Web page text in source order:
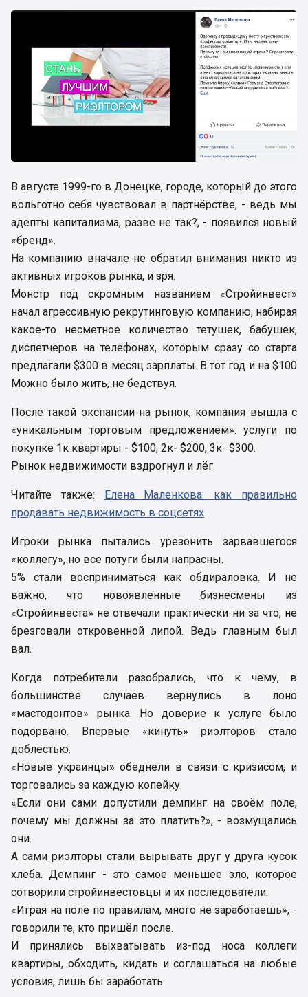
В августе 1999-го в Донецке, городе, который до этого
вольготно себя чувствовал в партнёрстве, - ведь мы
адепты капитализма, разве не так?, - появился новый
«бренд».
На компанию вначале не обратил внимания никто из
активных игроков рынка, и зря.
Монстр под скромным названием «Стройинвест»
начал агрессивную рекрутинговую компанию, набирая
какое-то несметное количество тетушек, бабушек,
диспетчеров на телефонах, которым сразу со старта
предлагали $300 в месяц зарплаты. В тот год и на $100
Можно было жить, не бедствуя.
После такой экспансии на рынок, компания вышла с
«уникальным торговым предложением»: услуги по
покупке 1к квартиры - $100, 2к- $200, 3к- $300.
Рынок недвижимости вздрогнул и лёг.
Читайте также:
Елена Маленкова: как правильно
продавать недвижимость в соцсетях
Игроки рынка пытались урезонить зарвавшегося
«коллегу», но все потуги были напрасны.
5% стали восприниматься как обдираловка. И не
важно, что новоявленные бизнесмены из
«Стройинвеста» не отвечали практически ни за что, не
брезговали откровенной липой. Ведь главным был
вал.
Когда потребители разобрались, что к чему, в
большинстве случаев вернулись в лоно
«мастодонтов» рынка. Но доверие к услуге было
подорвано. Впервые «кинуть» риэлторов стало
доблестью.
«Новые украинцы» обеднели в связи с кризисом, и
торговались за каждую копейку.
«Если они сами допустили демпинг на своём поле,
почему мы должны за это платить?», - возмущались
они.
А сами риэлторы стали вырывать друг у друга кусок
хлеба. Демпинг - это самое меньшее зло, которое
сотворили стройинвестовцы и их последователи.
«Играя на поле по правилам, много не заработаешь», -
говорили те, кто пришёл после.
И принялись выхватывать из-под носа коллеги
квартиры, обходить, кидать и соглашаться на любые
условия, лишь бы заработать.